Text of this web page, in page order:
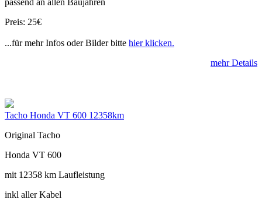
Preis: 25€
...für mehr Infos oder Bilder bitte hier klicken.
mehr Details
Tacho Honda VT 600 12358km
Original Tacho
Honda VT 600
mit 12358 km Laufleistung
inkl aller Kabel